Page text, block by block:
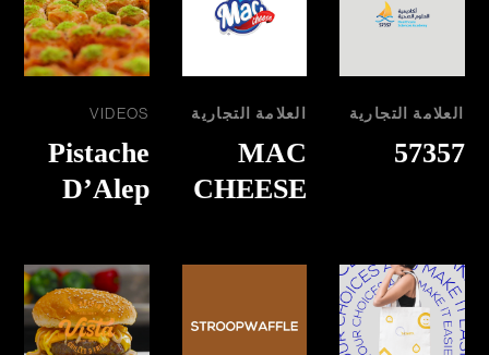
العلامة التجارية
57357
العلامة التجارية
MAC
CHEESE
VIDEOS
Pistache
D’Alep